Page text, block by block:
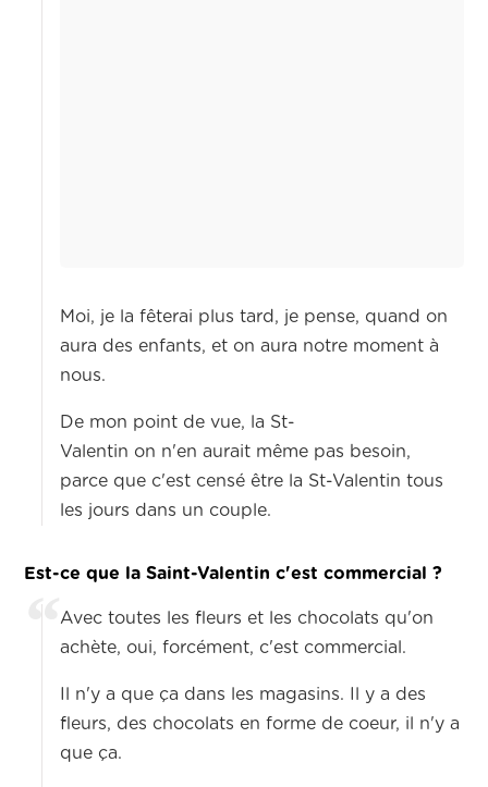
Moi, je la fêterai plus tard, je pense, quand on
aura des enfants, et on aura notre moment à
nous.
De mon point de vue, la St-
Valentin on n'en aurait même pas besoin,
parce que c'est censé être la St-Valentin tous
les jours dans un couple.
Est-ce que la Saint-Valentin c'est commercial ?
Avec toutes les fleurs et les chocolats qu'on
achète, oui, forcément, c'est commercial.
Il n'y a que ça dans les magasins. Il y a des
fleurs, des chocolats en forme de coeur, il n'y a
que ça.